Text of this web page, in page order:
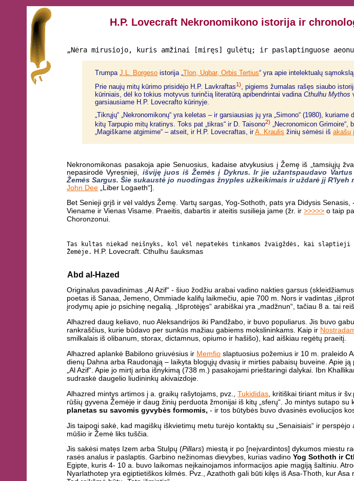
H.P. Lovecraft Nekronomikono istorija ir
„Nėra mirusiojo, kuris amžinai [miręs] gulėtų; ir paslaptinguose
TrumpaJ.L. Borgeso istorija „Tlon, Uqbar, Orbis Tertius“ yra apie intelektualų
Prie naujų mitų kūrimo prisidėjo H.P. Lavkraftas1), pigiems žurnalas rašęs siaubo
kūriniais, dėl ko tokius motyvus turinčią literatūrą apibendrintai vadinaCthulhu Mythos
garsiausiame H.P. Lovecrafto kūrinyje.
„Tikrųjų“ „Nekronomikonų“ yra keletas – ir garsiausias jų yra „Simono“ (1980),
kitų Tarpupio mitų kratinys. Toks pat „tikras“ ir D. Taisono2) „Necronomicon Grimoire“,
„Magiškame atgimime“ – atseit, ir H.P. Lovecraftas, irA. Kraulis žinių sėmėsi išakašų
Nekronomikonas pasakoja apie Senuosius, kadaise atvykusius į Žemę iš „tamsiųjų
nepasirodė Vyresnieji, išviję juos iš Žemės į Dykrus. Ir jie užantspaudavo
Žemės Sargus. Šie sukaustė jo nuodingas žnyples užkeikimais ir uždarė jį
John Dee „Liber Logaeth“].
Bet Senieji grįš ir vėl valdys Žemę. Vartų sargas, Yog-Sothoth, pats yra Didysis
Viename ir Vienas Visame. Praeitis, dabartis ir ateitis susilieja jame (žr. ir>>>>> o taip
Choronzonui.
Tas kultas niekad neišnyks, kol vėl nepatekės tinkamos žvaigždės, kai
Žemėje. H.P. Lovecraft. Cthulhu šauksmas
Abd al-Hazed
Originalus pavadinimas „Al Azif“ - šiuo žodžiu arabai vadino nakties garsus
poetas iš Sanaa, Jemeno, Ommiade kalifų laikmečiu, apie 700 m. Nors ir vadintas
įrodymų apie jo psichinę negalią. „Išprotėjęs“ arabiškai yra „madžnun“, tačiau 8 a. tai
Alhazred daug keliavo, nuo Aleksandrijos iki Pandžabo, ir buvo populiarus. Jis buvo
rankraščius, kurie būdavo per sunkūs mažiau gabiems mokslininkams. Kaip ir
smilkalais iš olibanum, storax, dictamnus, opiumo ir hašišo), kad aiškiau regėtų praeitį.
Alhazred aplankė Babilono griuvėsius ir Memfio slaptuosius požemius ir 10 m. praleido
dienų Dahna arba Raudonąją – laikyta blogųjų dvasių ir mirties pabaisų buveine. Apie
„Al Azif“. Apie jo mirtį arba išnykimą (738 m.) pasakojami prieštaringi dalykai. Ibn
sudraskė daugelio liudininkų akivaizdoje.
Alhazred mintys artimos į a. graikų rašytojams, pvz.,Tukididas , kritiškai tiriant mitus ir
rūšių gyvena Žemėje ir daug žinių perduota žmonijai iš kitų „sferų“. Jo mintys sutapo su
planetas su savomis gyvybės formomis, - ir tos būtybės buvo dvasinės evoliucijos
Jis taipogi sakė, kad magiškų iškvietimų metu turėjo kontaktų su „Senaisiais“ ir
mūšio ir Žemė liks tuščia.
Jis sakėsi matęs Izem arba Stulpų (Pillars) miestą ir po [neįvardintos] dykumos miestu
rasės analus ir paslaptis. Garbino nežinomas dievybes, kurias vadinoYog Sothoth ir
Egipte, kuris 4- 10 a. buvo laikomas neįkainojamos informacijos apie magiją šaltiniu.
Nyarlathotep yra egiptietiškos kilmės. Pvz., Azathoth gali būti kilęs iš Asa-Thoth, kur Asa